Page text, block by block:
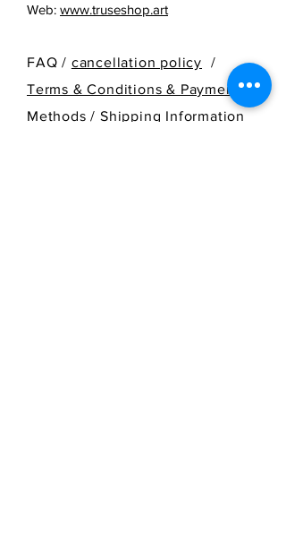
Web: www.truseshop.art
FAQ / cancellation policy
/
Terms & Conditions & Payment
Methods /Shipping Information